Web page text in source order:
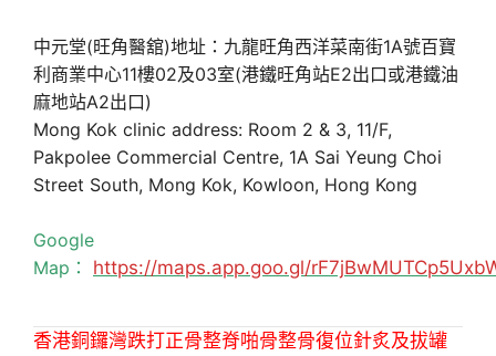
中元堂(旺角醫舘)地址：九龍旺角西洋菜南街1A號百寶
利商業中心11樓02及03室(港鐵旺角站E2出口或港鐵油
麻地站A2出口)
Mong Kok clinic address: Room 2 & 3, 11/F,
Pakpolee Commercial Centre, 1A Sai Yeung Choi
Street South, Mong Kok, Kowloon, Hong Kong
Google
Map： https://maps.app.goo.gl/
香港銅鑼灣跌打正骨整脊啪骨整骨復位針炙及拔罐